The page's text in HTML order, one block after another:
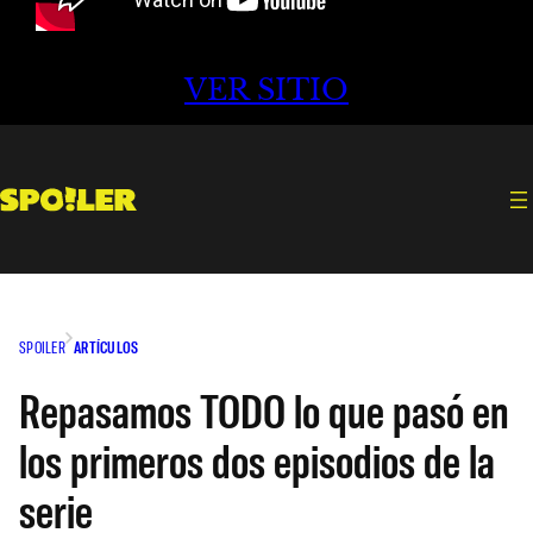
VER SITIO
SPOILER ARTÍCULOS
Repasamos TODO lo que pasó en
los primeros dos episodios de la
serie